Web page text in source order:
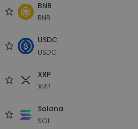
BNB
BNB
USDC
USDC
XRP
XRP
Solana
SOL